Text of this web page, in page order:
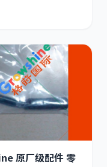
原厂级配件 零